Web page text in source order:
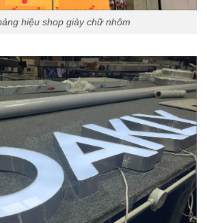
hiệu shop giày chữ nhôm